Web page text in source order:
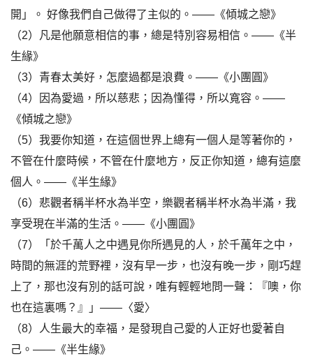
開」。 好像我們自己做得了主似的。——《傾城之戀》
（2）凡是他願意相信的事，總是特別容易相信。——《半
生緣》
（3）青春太美好，怎麼過都是浪費。——《小團圓》
（4）因為愛過，所以慈悲；因為懂得，所以寬容。——
《傾城之戀》
（5）我要你知道，在這個世界上總有一個人是等著你的，
不管在什麼時候，不管在什麼地方，反正你知道，總有這麼
個人。——《半生緣》
（6）悲觀者稱半杯水為半空，樂觀者稱半杯水為半滿，我
享受現在半滿的生活。——《小團圓》
（7）「於千萬人之中遇見你所遇見的人，於千萬年之中，
時間的無涯的荒野裡，沒有早一步，也沒有晚一步，剛巧趕
上了，那也沒有別的話可說，唯有輕輕地問一聲：『噢，你
也在這裏嗎？』」——〈愛〉
（8）人生最大的幸福，是發現自己愛的人正好也愛著自
己。——《半生緣》